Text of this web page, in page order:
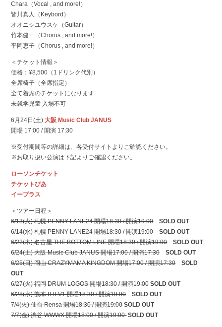
Chara（Vocal , and more!）
皆川真人（Keybord）
オオニシユウスケ（Guitar）
竹本健一（Chorus , and more!）
平岡恵子（Chorus , and more!）
＜チケット情報＞
価格：¥8,500（1ドリンク代別）
全席椅子（全席指定）
全て着席のチケットになります
未就学児童 入場不可
6月24日(土)大阪 Music Club JANUS
開場 17:00 / 開演 17:30
※受付期間等の詳細は、各受付サイトよりご確認ください。
※お取り扱い公演は下記よりご確認ください。
ローソンチケット
チケットぴあ
イープラス
＜ツアー日程＞
6/13(火) 札幌 PENNY LANE24 開場18:30 / 開演19:00
SOLD OUT
6/14(水) 札幌 PENNY LANE24 開場18:30 / 開演19:00
SOLD OUT
6/22(木) 名古屋 THE BOTTOM LINE 開場18:30 / 開演19:00
SOLD OUT
6/24(土) 大阪 Music Club JANUS 開場17:00 / 開演17:30
SOLD OUT
6/25(日) 岡山 CRAZYMAMA KINGDOM 開場17:00 / 開演17:30
SOLD
OUT
6/27(火) 福岡 DRUM LOGOS 開場18:30 / 開演19:00 SOLD OUT
6/28(水) 熊本 B.9 V1 開場18:30 / 開演19:00
SOLD OUT
7/4(火) 仙台 Rensa 開場18:30 / 開演19:00 SOLD OUT
7/7(金) 渋谷 WWWX 開場18:00 / 開演19:00 SOLD OUT